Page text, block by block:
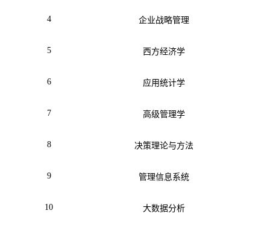
4 企业战略管理
5 西方经济学
6 应用统计学
7 高级管理学
8 决策理论与方法
9 管理信息系统
10 大数据分析